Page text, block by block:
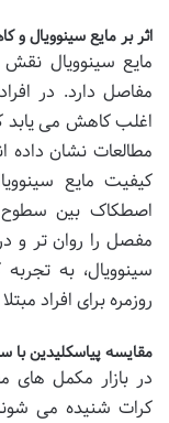
اثر بر مایع سینوویال
مایع سینوویال
مفاصل دارد. در
اغلب کاهش می یابد
مطالعات نشان داده
کیفیت مایع
اصطکاک بین
مفصل را روان تر و
سینوویال، به
روزمره برای افراد
مقایسه پیاسکلیدین با
در بازار مکمل های